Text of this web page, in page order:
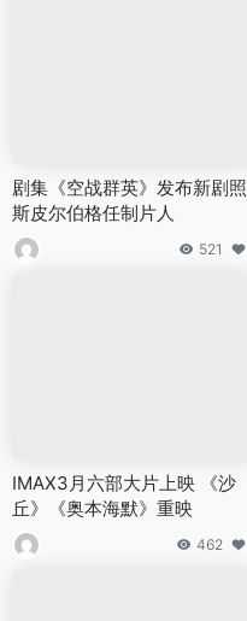
剧集《空战群英》发布新剧照
斯皮尔伯格任制片人
521
IMAX3月六部大片上映 《沙
丘》《奥本海默》重映
462